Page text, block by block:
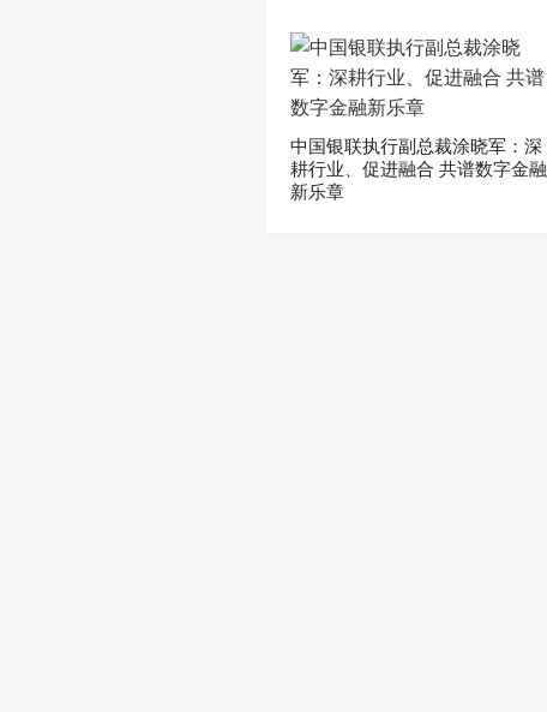
中国银联执行副总裁涂晓军：深
耕行业、促进融合 共谱数字金融
新乐章